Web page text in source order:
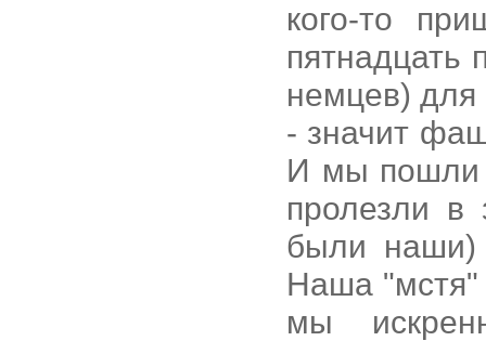
кого-то
немцев) для
- значит
И мы пошли
пролезли в
были наши)
Наша "мстя"
мы